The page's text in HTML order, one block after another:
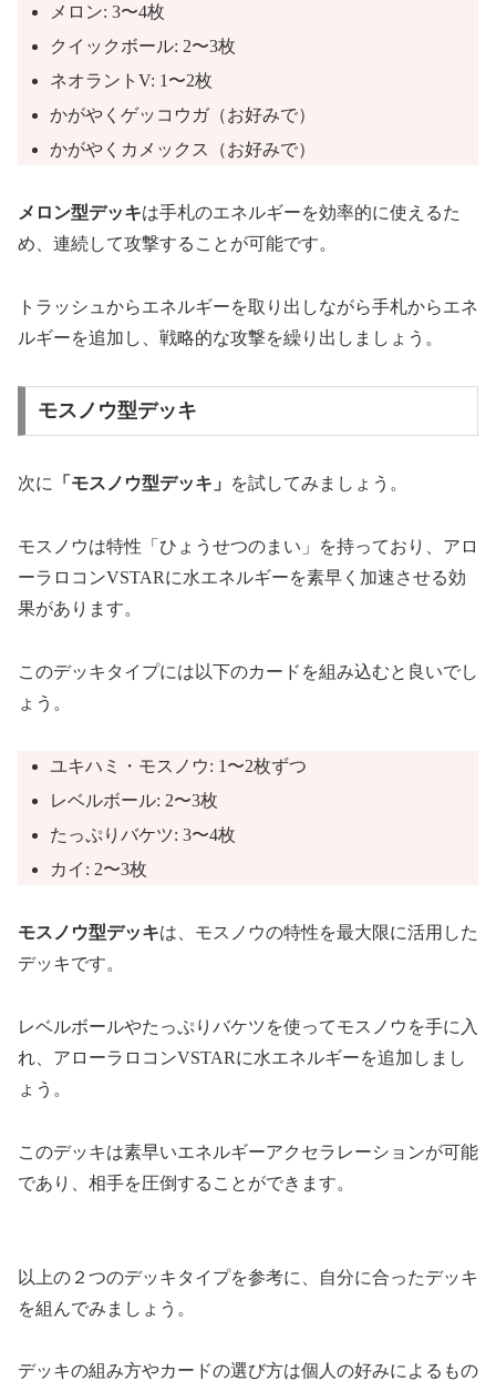
メロン: 3〜4枚
クイックボール: 2〜3枚
ネオラントV: 1〜2枚
かがやくゲッコウガ（お好みで）
かがやくカメックス（お好みで）
メロン型デッキは手札のエネルギーを効率的に使えるた
め、連続して攻撃することが可能です。
トラッシュからエネルギーを取り出しながら手札からエネ
ルギーを追加し、戦略的な攻撃を繰り出しましょう。
モスノウ型デッキ
次に 「モスノウ型デッキ」 を試してみましょう。
モスノウは特性「ひょうせつのまい」を持っており、アロ
ーラロコンVSTARに水エネルギーを素早く加速させる効
果があります。
このデッキタイプには以下のカードを組み込むと良いでし
ょう。
ユキハミ・モスノウ: 1〜2枚ずつ
レベルボール: 2〜3枚
たっぷりバケツ: 3〜4枚
カイ: 2〜3枚
モスノウ型デッキは、モスノウの特性を最大限に活用した
デッキです。
レベルボールやたっぷりバケツを使ってモスノウを手に入
れ、アローラロコンVSTARに水エネルギーを追加しまし
ょう。
このデッキは素早いエネルギーアクセラレーションが可能
であり、相手を圧倒することができます。
以上の２つのデッキタイプを参考に、自分に合ったデッキ
を組んでみましょう。
デッキの組み方やカードの選び方は個人の好みによるもの